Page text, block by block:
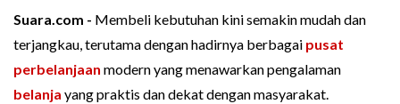
Suara.com - Membeli kebutuhan kini semakin mudah dan
terjangkau, terutama dengan hadirnya berbagai pusat
perbelanjaan modern yang menawarkan pengalaman
belanja yang praktis dan dekat dengan masyarakat.